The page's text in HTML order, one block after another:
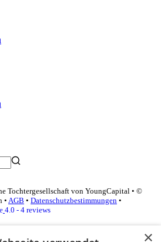
Tochtergesellschaft von YoungCapital • ©
• AGB • Datenschutzbestimmungen •
4.0 - 4 reviews
×